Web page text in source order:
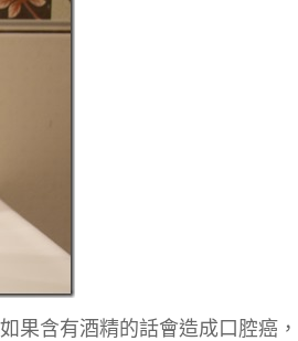
果含有酒精的話會造成口腔癌，